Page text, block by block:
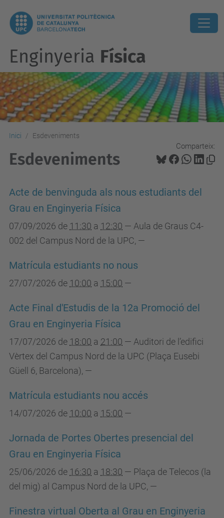
Enginyeria Física
Inici Esdeveniments
Comparteix:
Esdeveniments
Acte de benvinguda als nous estudiants del
Grau en Enginyeria Física
07/09/2026 de 11:30 a 12:30 — Aula de Graus C4-
002 del Campus Nord de la UPC, —
Matrícula estudiants no nous
27/07/2026 de 10:00 a 15:00 —
Acte Final d'Estudis de la 12a Promoció del
Grau en Enginyeria Física
17/07/2026 de 18:00 a 21:00 — Auditori de l’edifici
Vèrtex del Campus Nord de la UPC (Plaça Eusebi
Güell 6, Barcelona), —
Matrícula estudiants nou accés
14/07/2026 de 10:00 a 15:00 —
Jornada de Portes Obertes presencial del
Grau en Enginyeria Física
25/06/2026 de 16:30 a 18:30 — Plaça de Telecos (la
del mig) al Campus Nord de la UPC, —
Finestra virtual Oberta al Grau en Enginyeria